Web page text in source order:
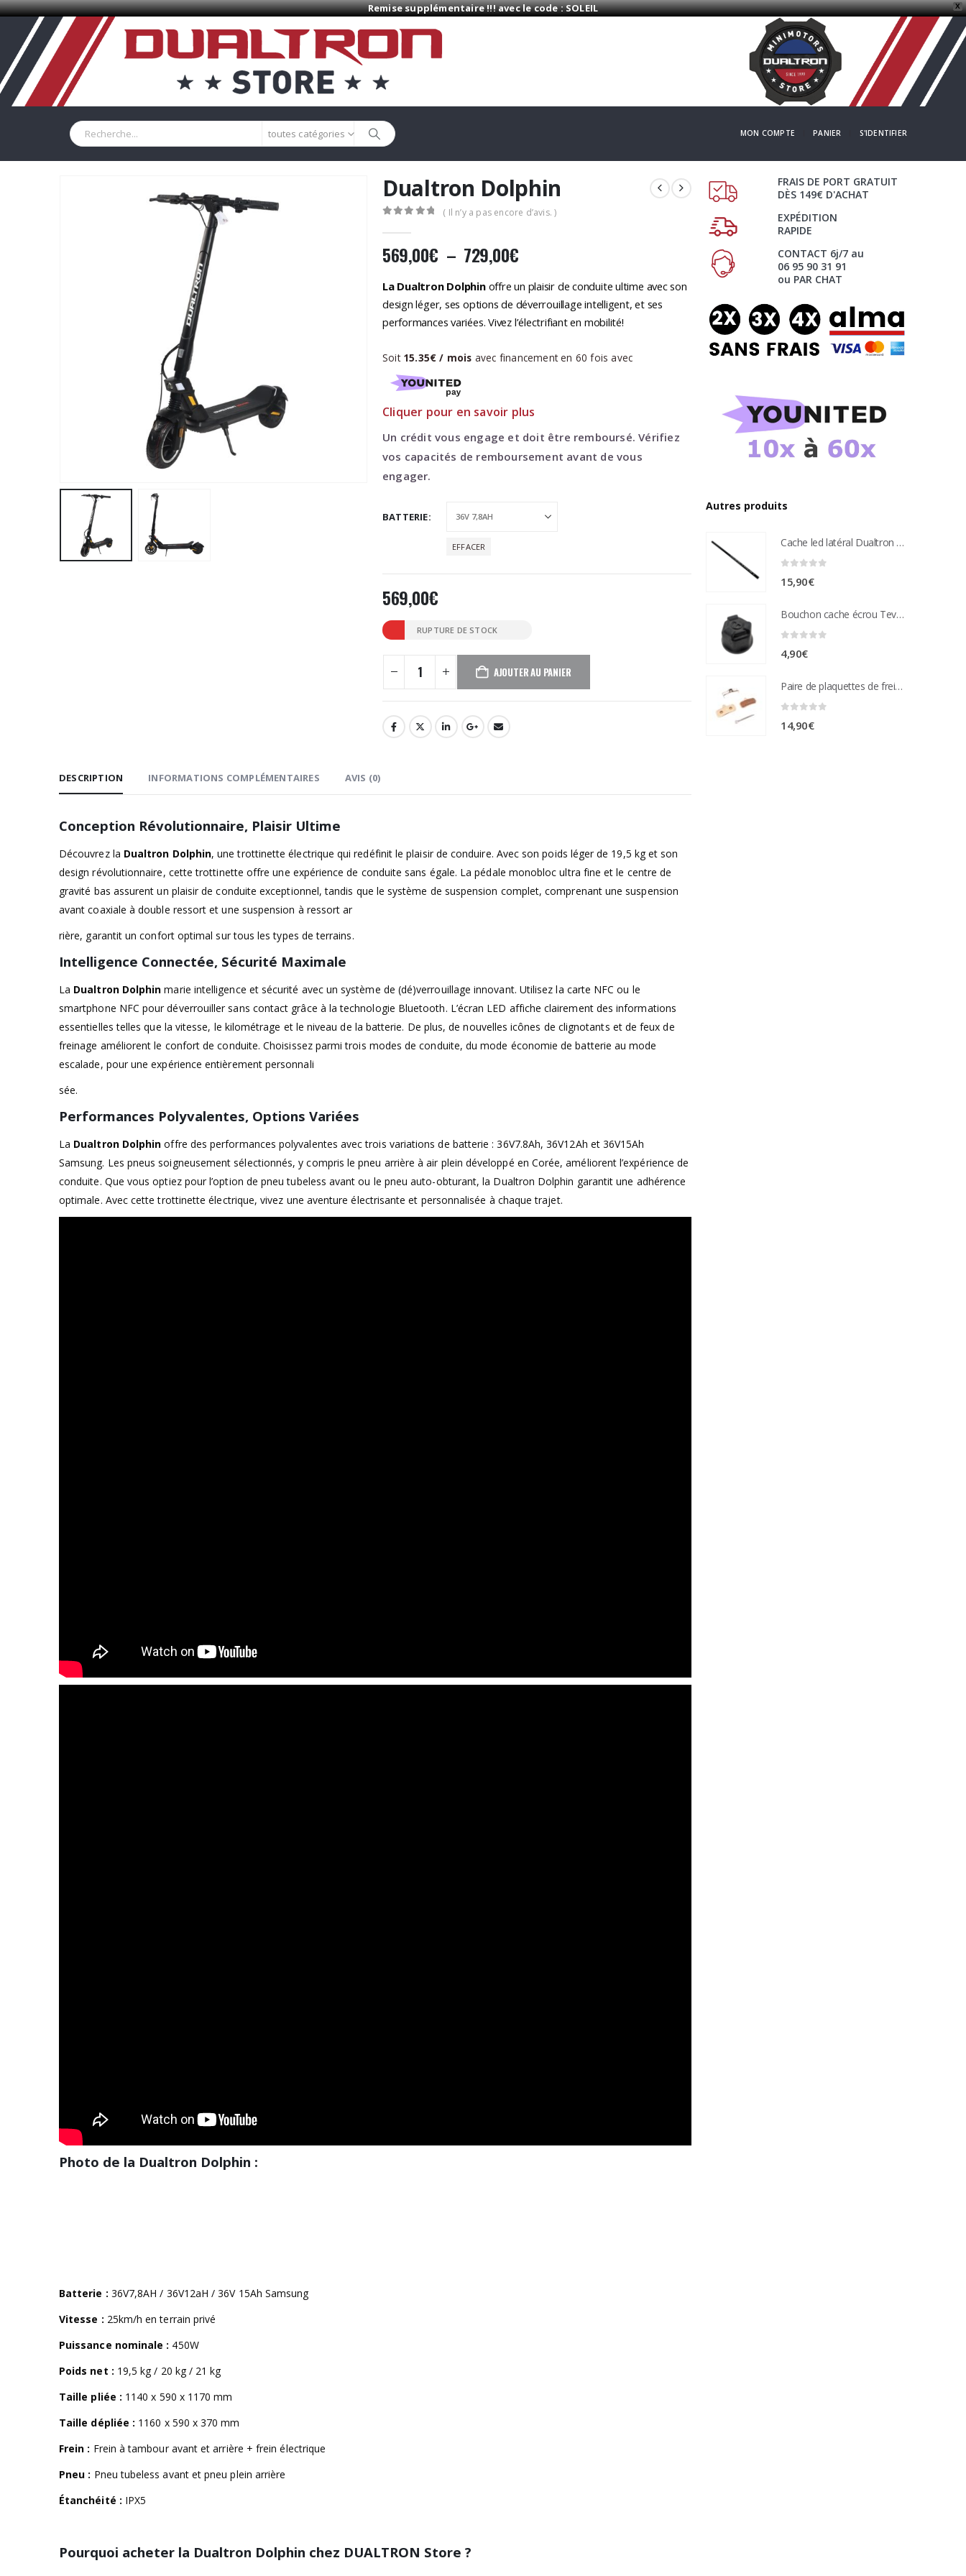
X
Remise supplémentaire !!! avec le code : SOLEIL
toutes catégories MON COMPTE PANIER S'IDENTIFIER
Dualtron Dolphin
( Il n’y a pas encore d’avis. )
569,00€ – 729,00€Plage
prix :
569,00€
à
La Dualtron Dolphinoffre un plaisir de conduite ultime avec son
design léger, ses options de déverrouillage intelligent, et ses
performances variées. Vivez l’électrifiant en mobilité!
Soit 15.35€ / mois avec financement en 60 fois avec
Cliquer pour en savoir plus
Un crédit vous engage et doit être remboursé. Vérifiez
vos capacités de remboursement avant de vous
engager.
BATTERIE
EFFACER
569,00€
RUPTURE DE STOCK
AJOUTER AU PANIER
DESCRIPTION INFORMATIONS COMPLÉMENTAIRES AVIS (0)
Conception Révolutionnaire, Plaisir Ultime
Découvrez la Dualtron Dolphin, une trottinette électrique qui redéfinit le plaisir de conduire. Avec son poids léger de 19,5 kg et son
design révolutionnaire, cette trottinette offre une expérience de conduite sans égale. La pédale monobloc ultra fine et le centre de
gravité bas assurent un plaisir de conduite exceptionnel, tandis que le système de suspension complet, comprenant une suspension
avant coaxiale à double ressort et une suspension à ressort ar
rière, garantit un confort optimal sur tous les types de terrains.
Intelligence Connectée, Sécurité Maximale
La Dualtron Dolphin marie intelligence et sécurité avec un système de (dé)verrouillage innovant. Utilisez la carte NFC ou le
smartphone NFC pour déverrouiller sans contact grâce à la technologie Bluetooth. L’écran LED affiche clairement des informations
essentielles telles que la vitesse, le kilométrage et le niveau de la batterie. De plus, de nouvelles icônes de clignotants et de feux de
freinage améliorent le confort de conduite. Choisissez parmi trois modes de conduite, du mode économie de batterie au mode
escalade, pour une expérience entièrement personnali
sée.
Performances Polyvalentes, Options Variées
La Dualtron Dolphin offre des performances polyvalentes avec trois variations de batterie : 36V7.8Ah, 36V12Ah et 36V15Ah
Samsung. Les pneus soigneusement sélectionnés, y compris le pneu arrière à air plein développé en Corée, améliorent l’expérience de
conduite. Que vous optiez pour l’option de pneu tubeless avant ou le pneu auto-obturant, la Dualtron Dolphin garantit une adhérence
optimale. Avec cette trottinette électrique, vivez une aventure électrisante et personnalisée à chaque trajet.
Photo de la Dualtron Dolphin :
Batterie : 36V7,8AH / 36V12aH / 36V 15Ah Samsung
Vitesse : 25km/h en terrain privé
Puissance nominale : 450W
Poids net : 19,5 kg / 20 kg / 21 kg
Taille pliée : 1140 x 590 x 1170 mm
Taille dépliée : 1160 x 590 x 370 mm
Frein : Frein à tambour avant et arrière + frein électrique
Pneu : Pneu tubeless avant et pneu plein arrière
Étanchéité : IPX5
Pourquoi acheter la Dualtron Dolphin chez DUALTRON Store ?
FRAIS DE PORT GRATUIT
DÈS 149€ D'ACHAT
EXPÉDITION
RAPIDE
CONTACT 6j/7 au
06 95 90 31 91
ou PAR CHAT
Autres produits
Cache led latéral Dualtron Aminia
15,90€
Bouchon cache écrou Teverun
4,90€
Paire de plaquettes de frein métal frité Compatible étrier de freins nutt 4 pistons
14,90€